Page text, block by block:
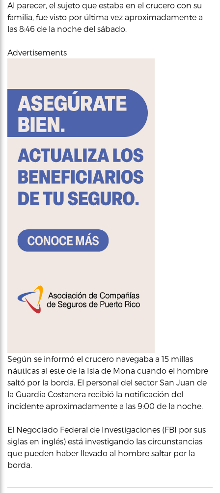
Al parecer, el sujeto que estaba en el crucero con su
familia, fue visto por última vez aproximadamente a
las 8:46 de la noche del sábado.
Advertisements
Según se informó el crucero navegaba a 15 millas
náuticas al este de la Isla de Mona cuando el hombre
saltó por la borda. El personal del sector San Juan de
la Guardia Costanera recibió la notificación del
incidente aproximadamente a las 9:00 de la noche.
El Negociado Federal de Investigaciones (FBI por sus
siglas en inglés) está investigando las circunstancias
que pueden haber llevado al hombre saltar por la
borda.